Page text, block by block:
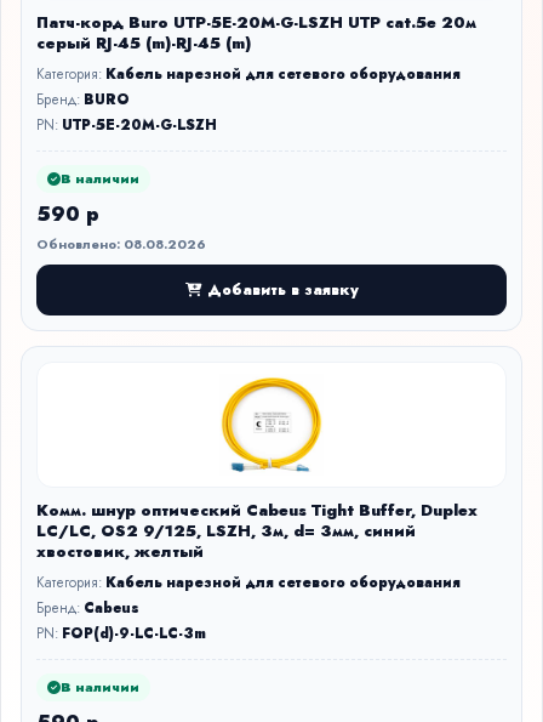
Патч-корд Buro UTP-5E-20M-G-LSZH UTP cat.5e 20м
серый RJ-45 (m)-RJ-45 (m)
Категория: Кабель нарезной для сетевого оборудования
Бренд: BURO
PN: UTP-5E-20M-G-LSZH
В наличии
590 р
Обновлено: 08.08.2026
Добавить в заявку
Комм. шнур оптический Cabeus Tight Buffer, Duplex
LC/LC, OS2 9/125, LSZH, 3м, d= 3мм, синий
хвостовик, желтый
Категория: Кабель нарезной для сетевого оборудования
Бренд: Cabeus
PN: FOP(d)-9-LC-LC-3m
В наличии